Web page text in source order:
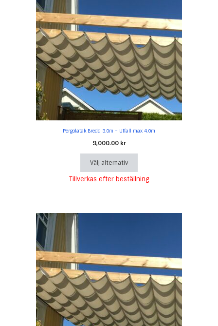
Pergolatak Bredd 3.0m – Utfall max 4.0m
9,000.00 kr
Välj alternativ
varianter.
alternativen
produktsidan
Tillverkas efter beställning
produkten
varianter.
alternativen